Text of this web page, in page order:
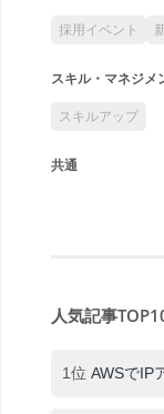
採用イベント
スキル・マネジメ
スキルアップ
共通
人気記事
1位 AWSでIP